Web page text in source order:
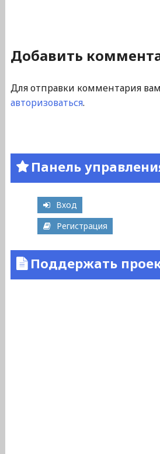
Добавить
Для отправки комментария
авторизоваться.
Панель
Вход
Регистрация
Поддержать